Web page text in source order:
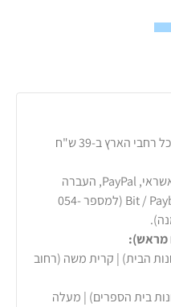
שליח עד הבית לכל רחבי הארץ ב-39 ש"ח
כרטיסי אשראי, PayPal, העברה
בנקאית או באפליקציות Bit / Paybox (למספר 054-
מראש):
הבית) | קרית משה (רחוב
בית הספרים) | מעלה